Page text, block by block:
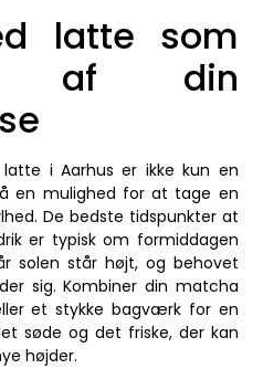
latte som
af din
i Aarhus er ikke kun en
en mulighed for at tage en
De bedste tidspunkter at
er typisk om formiddagen
solen står højt, og behovet
sig. Kombiner din matcha
et stykke bagværk for en
søde og det friske, der kan
højder.